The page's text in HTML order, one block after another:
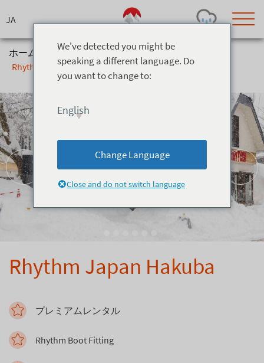
to
Today's Outlook
Snow (cm)
0
24h
- - -
0
Bottom Top
Lifts open Runs (%)
0
0
ホーム インフォ＆サービス > スキーレンタル
Rhythm Japan Hakuba
Rhythm Japan Hakuba
プレミアムレンタル
Rhythm Boot Fitting
We've detected you might be
speaking a different language. Do
you want to change to:
English
Change Language
Close and do not switch language